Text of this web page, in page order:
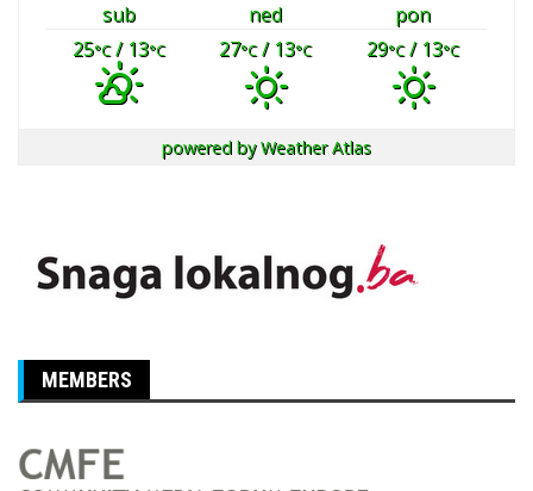
sub ned
pon
25°C/ 13°C 27°C/ 13°C 29°C/ 13°C
powered byWeather Atlas
MEMBERS